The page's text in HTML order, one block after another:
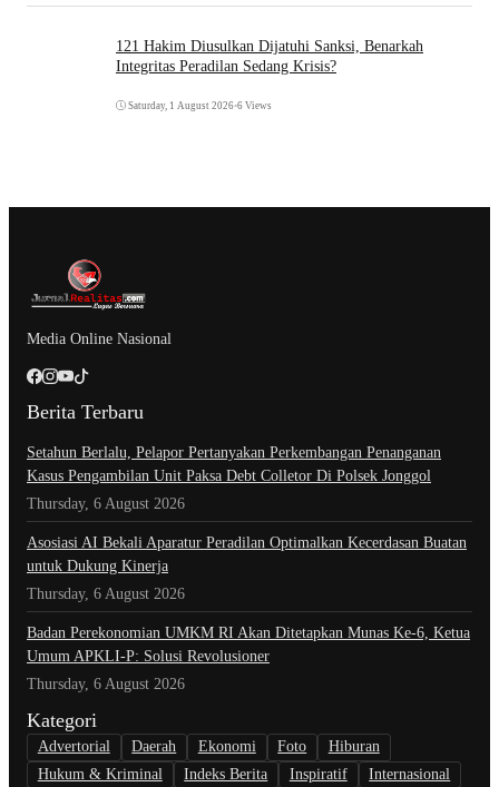
121 Hakim Diusulkan Dijatuhi Sanksi, Benarkah
Integritas Peradilan Sedang Krisis?
Saturday, 1 August 2026•6 Views
Media Online Nasional
Berita Terbaru
Setahun Berlalu, Pelapor Pertanyakan Perkembangan Penanganan
Kasus Pengambilan Unit Paksa Debt Colletor Di Polsek Jonggol
Thursday, 6 August 2026
Asosiasi AI Bekali Aparatur Peradilan Optimalkan Kecerdasan Buatan
untuk Dukung Kinerja
Thursday, 6 August 2026
Badan Perekonomian UMKM RI Akan Ditetapkan Munas Ke-6, Ketua
Umum APKLI-P: Solusi Revolusioner
Thursday, 6 August 2026
Kategori
Advertorial Daerah Ekonomi Foto
Hiburan
Hukum & Kriminal
Indeks Berita Inspiratif Internasional